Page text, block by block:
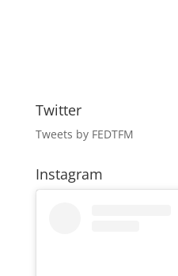
Twitter
Tweets by FEDTFM
Instagram